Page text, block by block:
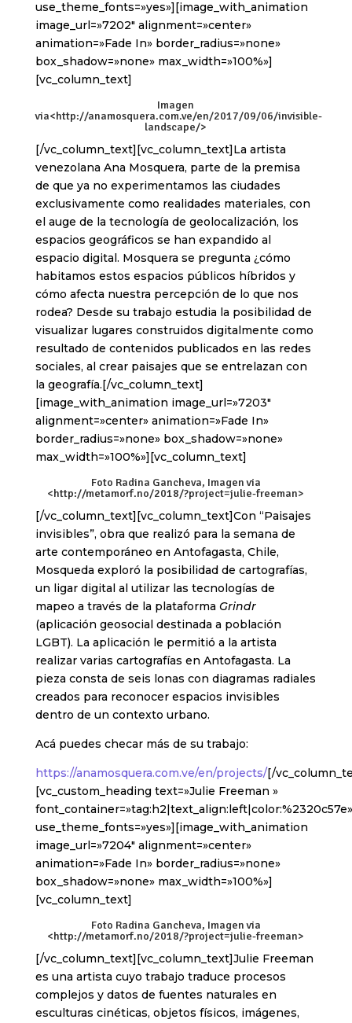
use_theme_fonts=»yes»][image_with_animation
image_url=»7202″ alignment=»center»
animation=»Fade In» border_radius=»none»
box_shadow=»none» max_width=»100%»]
[vc_column_text]
Imagen
via<http://anamosquera.com.ve/en/2017/09/06/invisible-
landscape/>
[/vc_column_text][vc_column_text]La artista
venezolana Ana Mosquera, parte de la premisa
de que ya no experimentamos las ciudades
exclusivamente como realidades materiales, con
el auge de la tecnología de geolocalización, los
espacios geográficos se han expandido al
espacio digital. Mosquera se pregunta ¿cómo
habitamos estos espacios públicos híbridos y
cómo afecta nuestra percepción de lo que nos
rodea? Desde su trabajo estudia la posibilidad de
visualizar lugares construidos digitalmente como
resultado de contenidos publicados en las redes
sociales, al crear paisajes que se entrelazan con
la geografía.[/vc_column_text]
[image_with_animation image_url=»7203″
alignment=»center» animation=»Fade In»
border_radius=»none» box_shadow=»none»
max_width=»100%»][vc_column_text]
Foto Radina Gancheva, Imagen via
<http://metamorf.no/2018/?project=julie-freeman>
[/vc_column_text][vc_column_text]Con “Paisajes
invisibles”, obra que realizó para la semana de
arte contemporáneo en Antofagasta, Chile,
Mosqueda exploró la posibilidad de cartografías,
un ligar digital al utilizar las tecnologías de
mapeo a través de la plataforma Grindr
(aplicación geosocial destinada a población
LGBT). La aplicación le permitió a la artista
realizar varias cartografías en Antofagasta. La
pieza consta de seis lonas con diagramas radiales
creados para reconocer espacios invisibles
dentro de un contexto urbano.
Acá puedes checar más de su trabajo:
https://anamosquera.com.ve/en/projects/[/
[vc_custom_heading text=»Julie Freeman »
font_container=»tag:h2|text_align:left|color:%2320c57e»
use_theme_fonts=»yes»][image_with_animation
image_url=»7204″ alignment=»center»
animation=»Fade In» border_radius=»none»
box_shadow=»none» max_width=»100%»]
[vc_column_text]
Foto Radina Gancheva, Imagen via
<http://metamorf.no/2018/?project=julie-freeman>
[/vc_column_text][vc_column_text]Julie Freeman
es una artista cuyo trabajo traduce procesos
complejos y datos de fuentes naturales en
esculturas cinéticas, objetos físicos, imágenes,